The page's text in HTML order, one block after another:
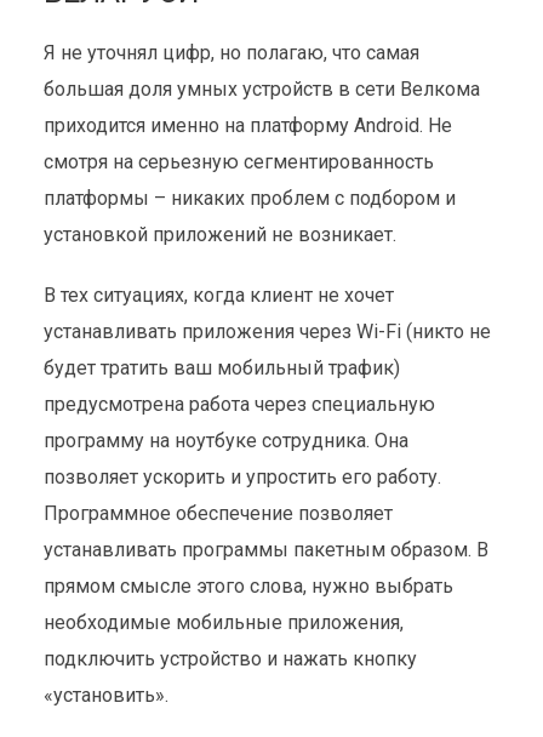
Я не уточнял цифр, но полагаю, что самая
большая доля умных устройств в сети Велкома
приходится именно на платформу Android. Не
смотря на серьезную сегментированность
платформы – никаких проблем с подбором и
установкой приложений не возникает.
В тех ситуациях, когда клиент не хочет
устанавливать приложения через Wi-Fi (никто не
будет тратить ваш мобильный трафик)
предусмотрена работа через специальную
программу на ноутбуке сотрудника. Она
позволяет ускорить и упростить его работу.
Программное обеспечение позволяет
устанавливать программы пакетным образом. В
прямом смысле этого слова, нужно выбрать
необходимые мобильные приложения,
подключить устройство и нажать кнопку
«установить».